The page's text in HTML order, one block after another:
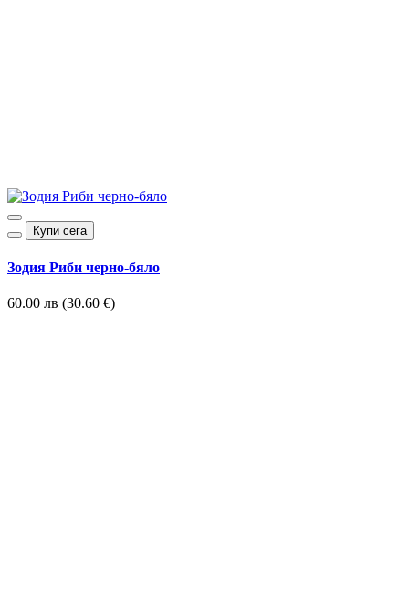
Купи сега
Зодия Риби черно-бяло
60.00 лв (30.60 €)